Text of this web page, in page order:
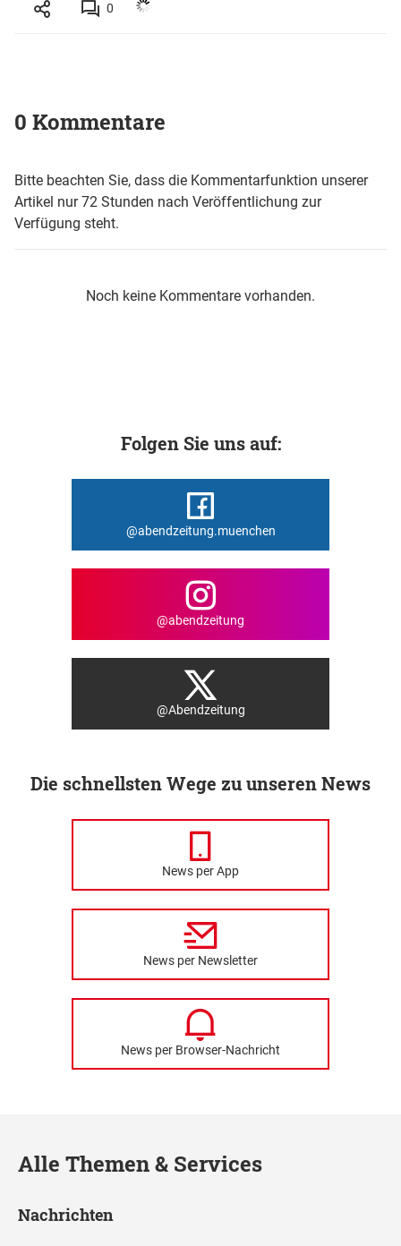
0
0 Kommentare
Bitte beachten Sie, dass die Kommentarfunktion unserer
Artikel nur 72 Stunden nach Veröffentlichung zur
Verfügung steht.
Noch keine Kommentare vorhanden.
Folgen Sie uns auf:
@abendzeitung.muenchen
@abendzeitung
@Abendzeitung
Die schnellsten Wege zu unseren News
News per App
News per Newsletter
News per Browser-Nachricht
Alle Themen & Services
Nachrichten